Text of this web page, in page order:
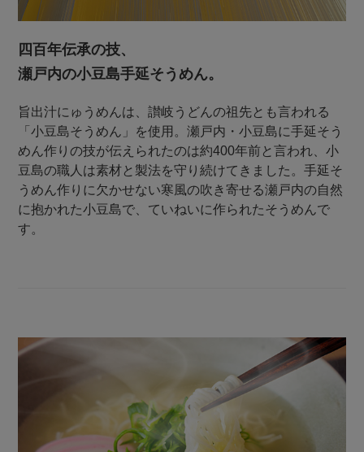
四百年伝承の技、
瀬戸内の小豆島手延そうめん。
旨出汁にゅうめんは、讃岐うどんの祖先とも言われる
「小豆島そうめん」を使用。瀬戸内・小豆島に手延そう
めん作りの技が伝えられたのは約400年前と言われ、小
豆島の職人は素材と製法を守り続けてきました。手延そ
うめん作りに欠かせない寒風の吹き寄せる瀬戸内の自然
に抱かれた小豆島で、ていねいに作られたそうめんで
す。